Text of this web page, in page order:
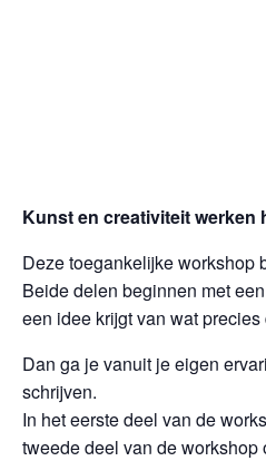
Kunst en creativiteit werken
Deze toegankelijke workshop
Beide delen beginnen met
een idee krijgt van wat
Dan ga je vanuit je eigen
schrijven.
In het eerste deel van de
tweede deel van de workshop